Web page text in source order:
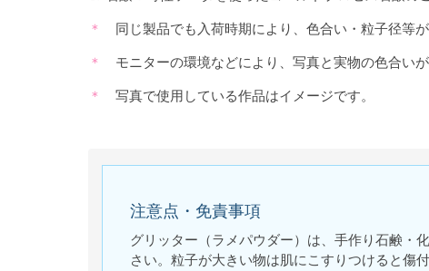
同じ製品でも入荷時期により、色合い・粒子径等
モニターの環境などにより、写真と実物の色合い
写真で使用している作品はイメージです。
注意点・免責事項
グリッター（ラメパウダー）は、手作り石鹸・
さい。粒子が大きい物は肌にこすりつけると傷